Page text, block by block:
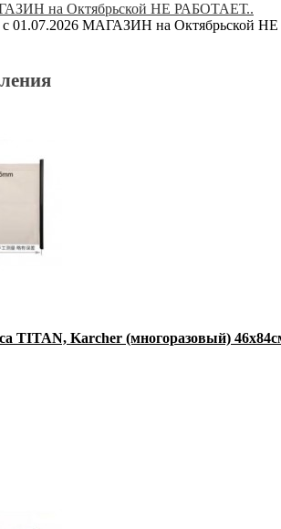
на Октябрьской НЕ РАБОТАЕТ..
01.07.2026 МАГАЗИН на Октябрьской НЕ
TITAN, Karcher (многоразовый)